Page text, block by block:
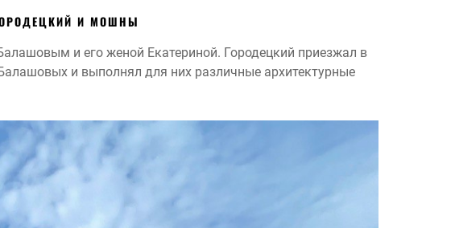
И МОШНЫ
и его женой Екатериной. Городецкий приезжал в
и выполнял для них различные архитектурные